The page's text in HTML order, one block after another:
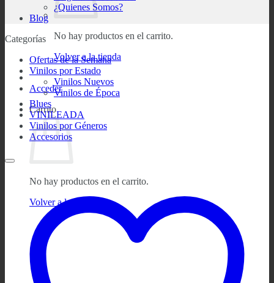
No hay productos en el carrito.
Volver a la tienda
Acceder
Carrito
No hay productos en el carrito.
Volver a la tienda
¿Quienes Somos?
Blog
Categorías
Ofertas de la Semana
Vinilos por Estado
Vinilos Nuevos
Vinilos de Época
Blues
VINILEADA
Vinilos por Géneros
Accesorios